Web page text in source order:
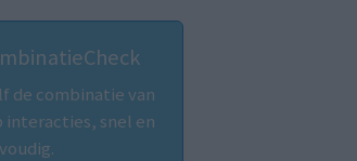
de combinatie van
interacties, snel en